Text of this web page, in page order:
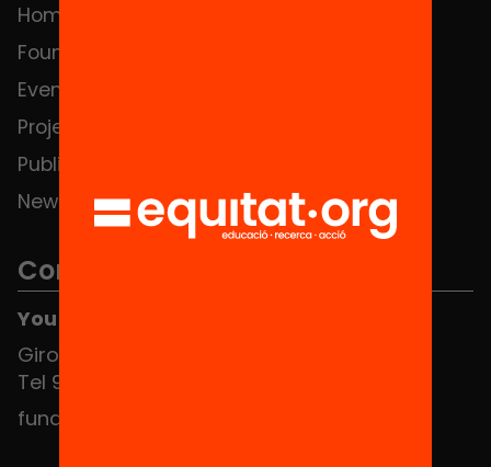
Home
Foundation
Events
Projects
Publications and videos
News
Contact
You can find us at the Social HUB
Girona 34, interior 08010 Barcelona
Tel 934 588 700
fundacio@equitat.org